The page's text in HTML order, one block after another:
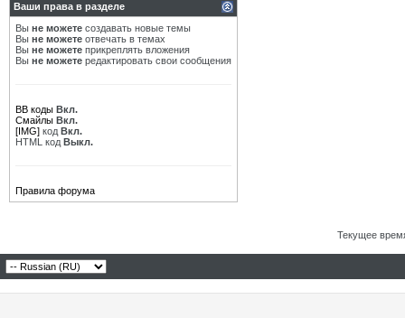
Ваши права в разделе
Вы не можете создавать новые темы
Вы не можете отвечать в темах
Вы не можете прикреплять вложения
Вы не можете редактировать свои сообщения
BB коды Вкл.
Смайлы Вкл.
[IMG] код Вкл.
HTML код Выкл.
Правила форума
Текущее